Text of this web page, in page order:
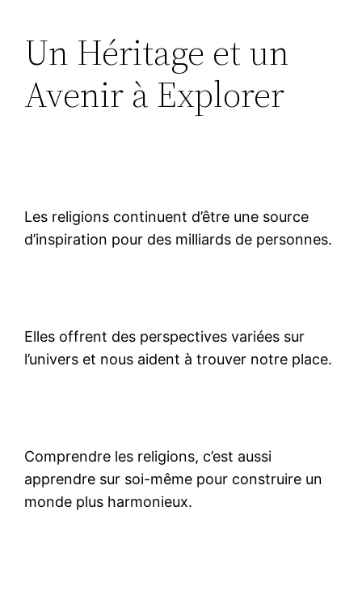
Un Héritage et un
Avenir à Explorer
Les religions continuent d’être une source
d’inspiration pour des milliards de personnes.
Elles offrent des perspectives variées sur
l’univers et nous aident à trouver notre place.
Comprendre les religions, c’est aussi
apprendre sur soi-même pour construire un
monde plus harmonieux.